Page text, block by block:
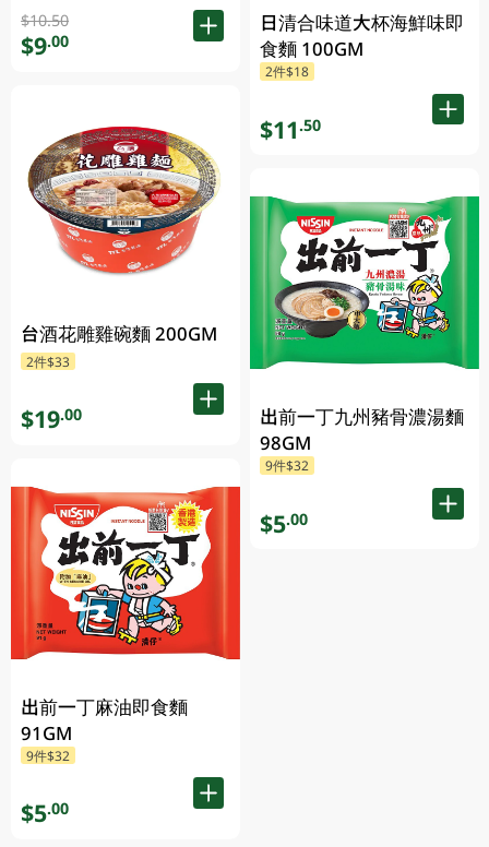
$10.50
$9.00
台酒花雕雞碗麵 200GM
2件$33
$19.00
出前一丁麻油即食麵
91GM
9件$32
$5.00
日清合味道大杯海鮮味即
食麵 100GM
2件$18
$11.50
出前一丁九州豬骨濃湯麵
98GM
9件$32
$5.00